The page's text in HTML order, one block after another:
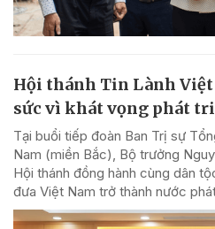
Hội thánh Tin Lành Việt
sức vì khát vọng phát
Tại buổi tiếp đoàn Ban Trị sự
Nam (miền Bắc), Bộ trưởng
Hội thánh đồng hành cùng dân
đưa Việt Nam trở thành nước